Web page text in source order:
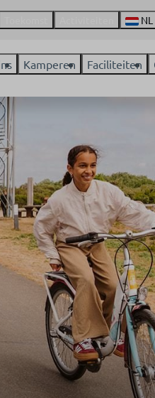
NL
Kamperen Faciliteiten